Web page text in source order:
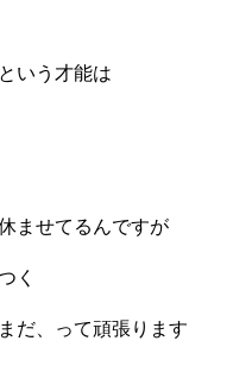
いう才能は
ませてるんですが
く
だ、って頑張ります